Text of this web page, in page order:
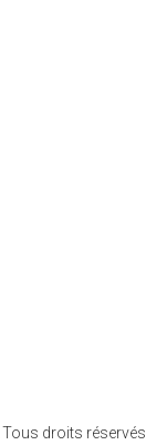
Tous droits réservés.